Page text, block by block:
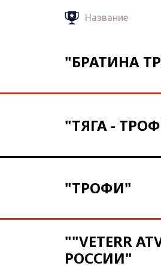
Название
"БРАТИНА
"ТЯГА -
"ТРОФИ"
""VETERR
РОССИИ"